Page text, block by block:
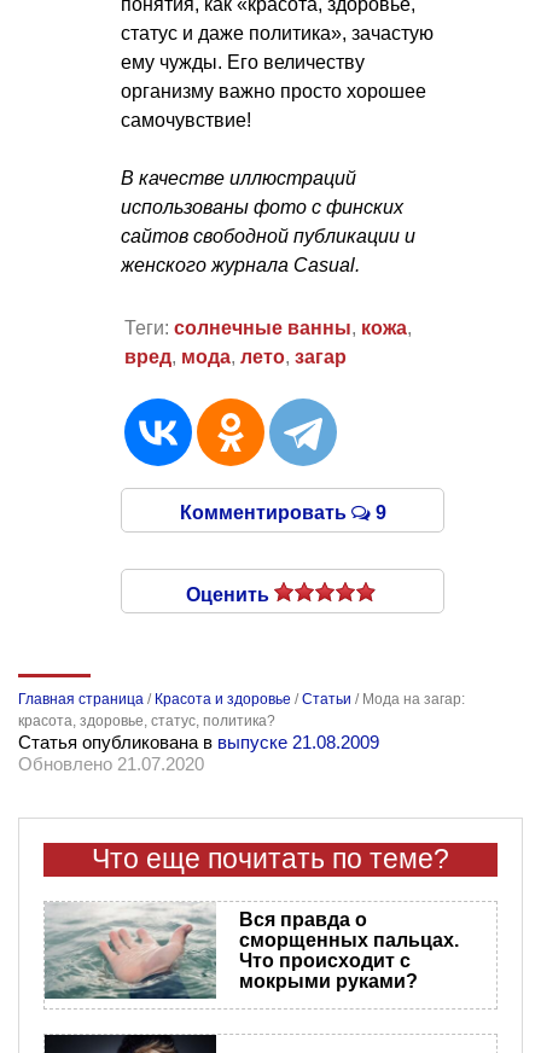
статус и даже политика», зачастую
ему чужды. Его величеству
организму важно просто хорошее
самочувствие!
В качестве иллюстраций
использованы фото с финских
сайтов свободной публикации и
женского журнала Casual.
Теги: солнечные ванны, кожа,
вред, мода, лето, загар
Комментировать 9
Оценить
Главная страница / Красота и здоровье /Статьи / Мода на загар:
красота, здоровье, статус, политика?
Статья опубликована в выпуске 21.08.2009
Обновлено 21.07.2020
Что еще почитать по теме?
Вся правда о
сморщенных пальцах.
Что происходит с
мокрыми руками?